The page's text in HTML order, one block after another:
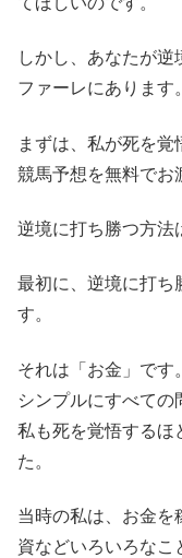
しかし、あなたが
ファーレにあります。
まずは、私が死を覚
競馬予想を無料でお
逆境に打ち勝つ方法
最初に、逆境に打ち
す。
それは「お金」です。
シンプルにすべての
私も死を覚悟するほ
た。
当時の私は、お金を
資などいろいろなこ